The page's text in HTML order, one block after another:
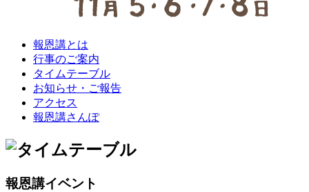
報恩講とは
行事のご案内
タイムテーブル
お知らせ・ご報告
アクセス
報恩講さんぽ
報恩講イベント